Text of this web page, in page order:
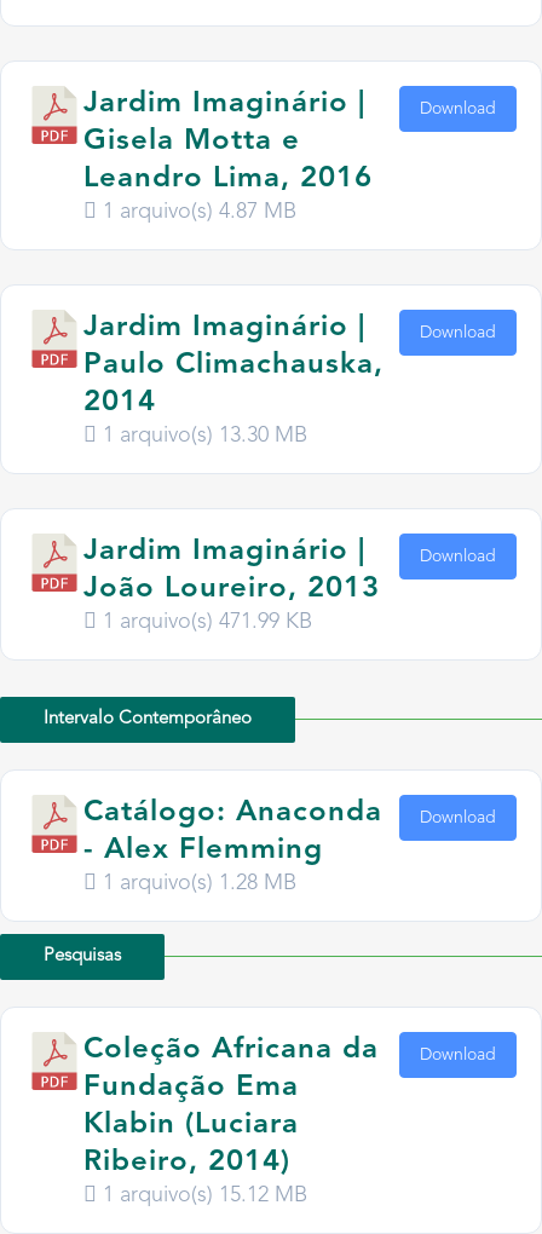
Jardim Imaginário |
Gisela Motta e
Leandro Lima, 2016
1 arquivo(s) 4.87 MB
Download
Jardim Imaginário |
Paulo Climachauska,
2014
1 arquivo(s) 13.30 MB
Download
Jardim Imaginário |
João Loureiro, 2013
1 arquivo(s) 471.99 KB
Download
Intervalo Contemporâneo
Catálogo: Anaconda
- Alex Flemming
1 arquivo(s) 1.28 MB
Download
Pesquisas
Coleção Africana da
Fundação Ema
Klabin (Luciara
Ribeiro, 2014)
1 arquivo(s) 15.12 MB
Download